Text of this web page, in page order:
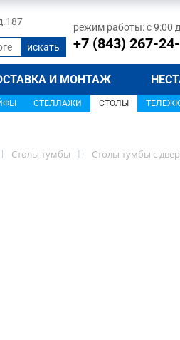
режим работы: с 9:00
+7 (843) 267-
И МОНТАЖ
СТЕЛЛАЖИ СТОЛЫ
Столы тумбы Столы тумбы с